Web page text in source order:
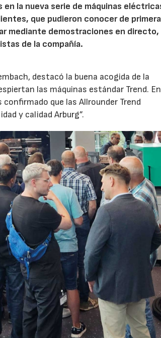
la nueva serie de máquinas
que pudieron conocer de primera
mediante demostraciones en directo,
de la compañía.
destacó la buena acogida de la
las máquinas estándar Trend. En
que las Allrounder Trend
y calidad Arburg”.